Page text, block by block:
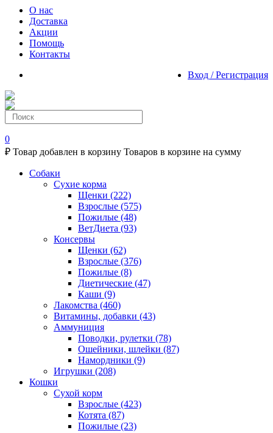
О нас
Доставка
Акции
Помощь
Контакты
Вход / Регистрация
0
₽ Товар добавлен в корзину Товаров в корзине на сумму
Собаки
Сухие корма
Щенки (222)
Взрослые (575)
Пожилые (48)
ВетДиета (93)
Консервы
Щенки (62)
Взрослые (376)
Пожилые (8)
Диетические (47)
Каши (9)
Лакомства (460)
Витамины, добавки (43)
Аммуниция
Поводки, рулетки (78)
Ошейники, шлейки (87)
Намордники (9)
Игрушки (208)
Кошки
Сухой корм
Взрослые (423)
Котята (87)
Пожилые (23)